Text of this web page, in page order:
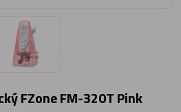
FZone FM-320T Pink